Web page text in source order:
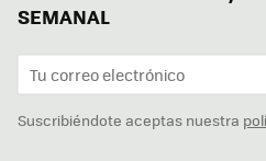
SEMANAL
Suscribiéndote aceptas nuestra